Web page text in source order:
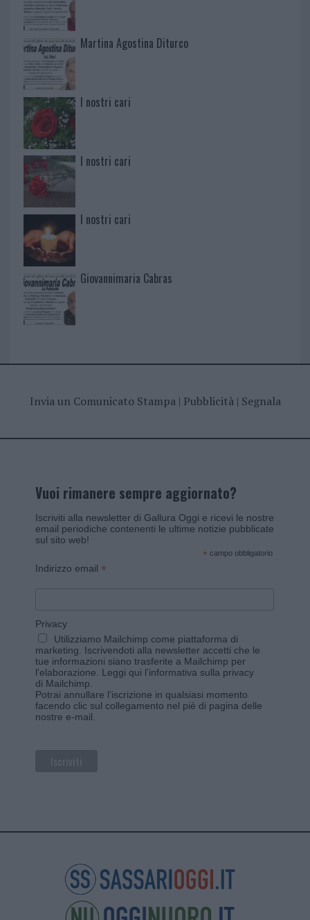
Martina Agostina Diturco
I nostri cari
I nostri cari
I nostri cari
Giovannimaria Cabras
Invia un Comunicato Stampa| Pubblicità| Segnala
Vuoi rimanere sempre aggiornato?
Iscriviti alla newsletter di Gallura Oggi e ricevi le nostre
email periodiche contenenti le ultime notizie pubblicate
sul sito web!
* campo obbligatorio
Indirizzo email *
Privacy
Utilizziamo Mailchimp come piattaforma di
marketing. Iscrivendoti alla newsletter accetti che le
tue informazioni siano trasferite a Mailchimp per
l'elaborazione. Leggi qui l'informativa sulla privacy
di Mailchimp
Potrai annullare l'iscrizione in qualsiasi momento
facendo clic sul collegamento nel piè di pagina delle
nostre e-mail.